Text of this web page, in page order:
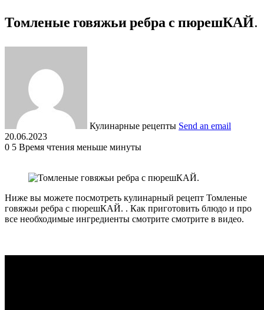
Томленые говяжьи ребра с пюрешКАЙ.
Кулинарные рецепты Send an email
20.06.2023
0 5 Время чтения меньше минуты
Ниже вы можете посмотреть кулинарный рецепт Томленые
говяжьи ребра с пюрешКАЙ. . Как приготовить блюдо и про
все необходимые ингредиенты смотрите смотрите в видео.